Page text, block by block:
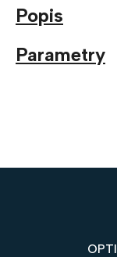
Popis
Parametry